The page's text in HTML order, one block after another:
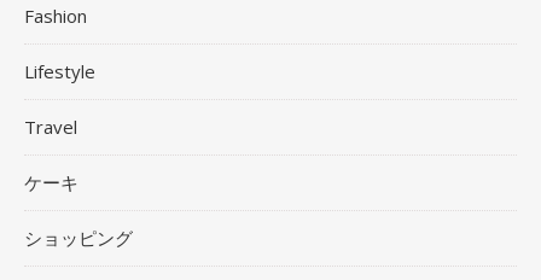
Fashion
Lifestyle
Travel
ケーキ
ショッピング